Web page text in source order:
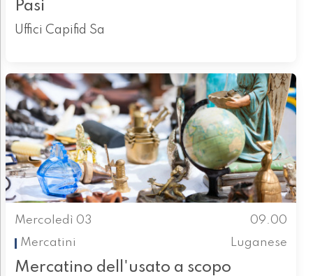
Pasi
Uffici Capifid Sa
Mercoledì 03
09.00
Mercatini
Luganese
Mercatino dell'usato a scopo